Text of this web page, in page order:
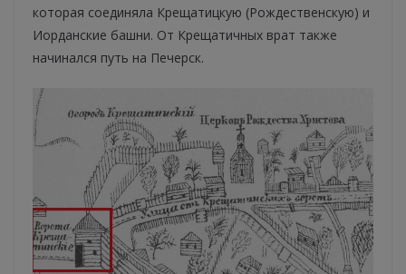
которая соединяла Крещатицкую (Рождественскую) и
Иорданские башни. От Крещатичных врат также
начинался путь на Печерск.